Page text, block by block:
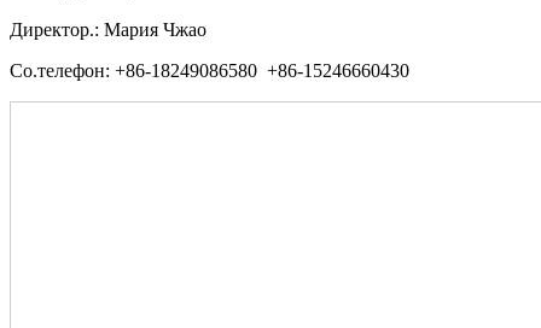
Директор.: Мария Чжао
Со.телефон: +86-18249086580 +86-15246660430